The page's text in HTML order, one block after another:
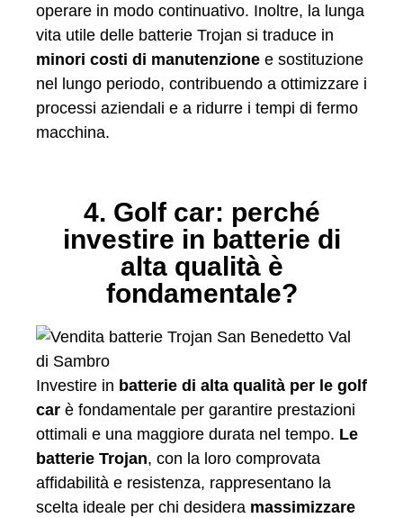
operare in modo continuativo. Inoltre, la lunga
vita utile delle batterie Trojan si traduce in
minori costi di manutenzione e sostituzione
nel lungo periodo, contribuendo a ottimizzare i
processi aziendali e a ridurre i tempi di fermo
macchina.
4. Golf car: perché
investire in batterie di
alta qualità è
fondamentale?
Investire in batterie di alta qualità per le golf
car è fondamentale per garantire prestazioni
ottimali e una maggiore durata nel tempo. Le
batterie Trojan, con la loro comprovata
affidabilità e resistenza, rappresentano la
scelta ideale per chi desidera massimizzare